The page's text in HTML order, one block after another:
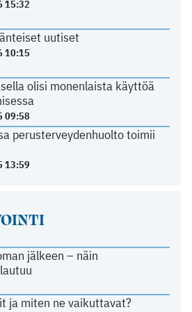
15:32
uutiset
10:15
olisi monenlaista käyttöä
09:58
perusterveydenhuolto toimii
13:59
jälkeen – näin
ja miten ne vaikuttavat?